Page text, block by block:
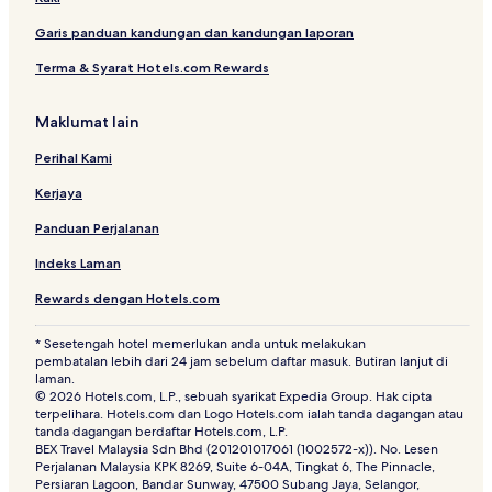
Apartment di One City
Hotel Bandar Puteri Puchong
Hotel berdekatan Stesen Komuter Batu Tiga
Mentari
Hotel Usj 9
Hotel Seksyen 19
Hotel berdekatan Hospital Columbia Asia - Puchong
Hotel Seksyen 7
Hotel Murah di Bandar Puchong Jaya
Hotel Kelana Jaya
Rumah Tamu di Petaling Jaya
Hotel berdekatan Stesen Komuter Seri Setia
Hotel dengan Kolam Renang di Bandar Sunway
Hotel Seksyen 14
Garis panduan kandungan dan kandungan laporan
Terma & Syarat Hotels.com Rewards
Maklumat lain
Perihal Kami
Kerjaya
Panduan Perjalanan
Indeks Laman
Rewards dengan Hotels.com
* Sesetengah hotel memerlukan anda untuk melakukan
pembatalan lebih dari 24 jam sebelum daftar masuk. Butiran lanjut di
laman.
© 2026 Hotels.com, L.P., sebuah syarikat Expedia Group. Hak cipta
terpelihara. Hotels.com dan Logo Hotels.com ialah tanda dagangan atau
tanda dagangan berdaftar Hotels.com, L.P.
BEX Travel Malaysia Sdn Bhd (201201017061 (1002572-x)). No. Lesen
Perjalanan Malaysia KPK 8269, Suite 6-04A, Tingkat 6, The Pinnacle,
Persiaran Lagoon, Bandar Sunway, 47500 Subang Jaya, Selangor,